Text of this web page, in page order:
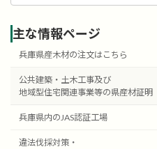
主な情報ページ
兵庫県産木材の注文はこちら
公共建築・土木工事及び
地域型住宅関連事業等の県産材証明
兵庫県内のJAS認証工場
違法伐採対策・